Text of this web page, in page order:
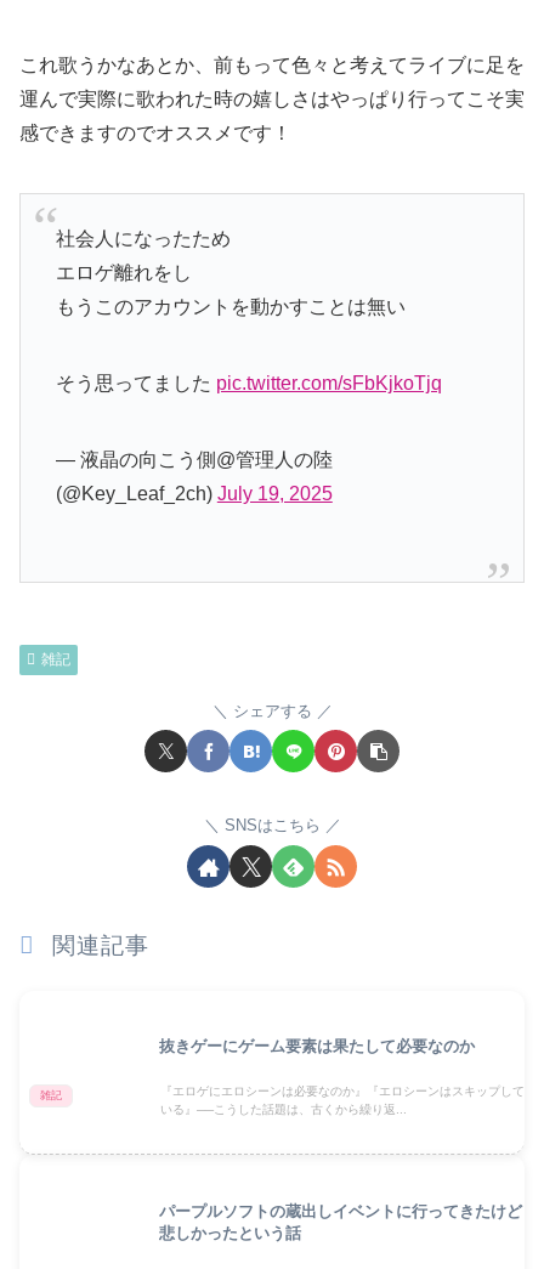
これ歌うかなあとか、前もって色々と考えてライブに足を
運んで実際に歌われた時の嬉しさはやっぱり行ってこそ実
感できますのでオススメです！
社会人になったため
エロゲ離れをし
もうこのアカウントを動かすことは無い
そう思ってました pic.twitter.com/sFbKjkoTjq
— 液晶の向こう側@管理人の陸
(@Key_Leaf_2ch) July 19, 2025
雑記
シェアする
SNSはこちら
関連記事
雑記
抜きゲーにゲーム要素は果たして必要なのか
『エロゲにエロシーンは必要なのか』『エロシーンはスキップして
いる』──こうした話題は、古くから繰り返...
パープルソフトの蔵出しイベントに行ってきたけど
悲しかったという話